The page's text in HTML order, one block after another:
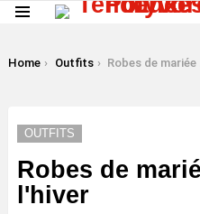
You are here:
Home Outfits Robes de mariée du jour à l'hiver
OUTFITS
Robes de
l'hiver